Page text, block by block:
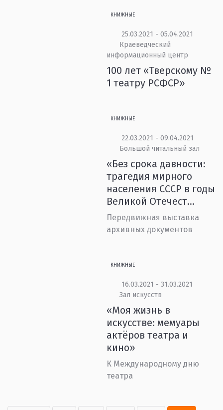
КНИЖНЫЕ
25.03.2021 - 05.04.2021
Краеведческий
информационный центр
100 лет «Тверскому №
1 театру РСФСР»
КНИЖНЫЕ
22.03.2021 - 09.04.2021
Большой читальный зал
«Без срока давности:
трагедия мирного
населения СССР в годы
Великой Отечест...
Передвижная выставка
архивных документов
КНИЖНЫЕ
16.03.2021 - 31.03.2021
Зал искусств
«Моя жизнь в
искусстве: мемуары
актёров театра и
кино»
К Международному дню
театра